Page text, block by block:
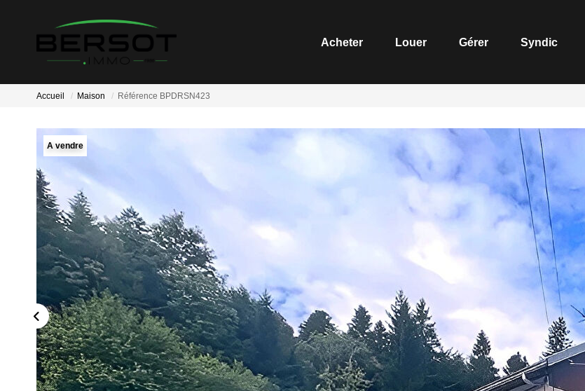
Acheter Louer Gérer Syndic
Accueil Maison Référence BPDRSN423
A vendre